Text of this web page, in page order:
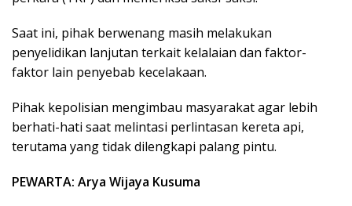
Saat ini, pihak berwenang masih melakukan
penyelidikan lanjutan terkait kelalaian dan faktor-
faktor lain penyebab kecelakaan.
Pihak kepolisian mengimbau masyarakat agar lebih
berhati-hati saat melintasi perlintasan kereta api,
terutama yang tidak dilengkapi palang pintu.
PEWARTA: Arya Wijaya Kusuma